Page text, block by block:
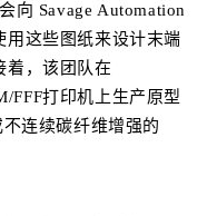
向 Savage Automation
用这些图纸来设计末端
着，该团队在
FFF打印机上生产原型
连续碳纤维增强的